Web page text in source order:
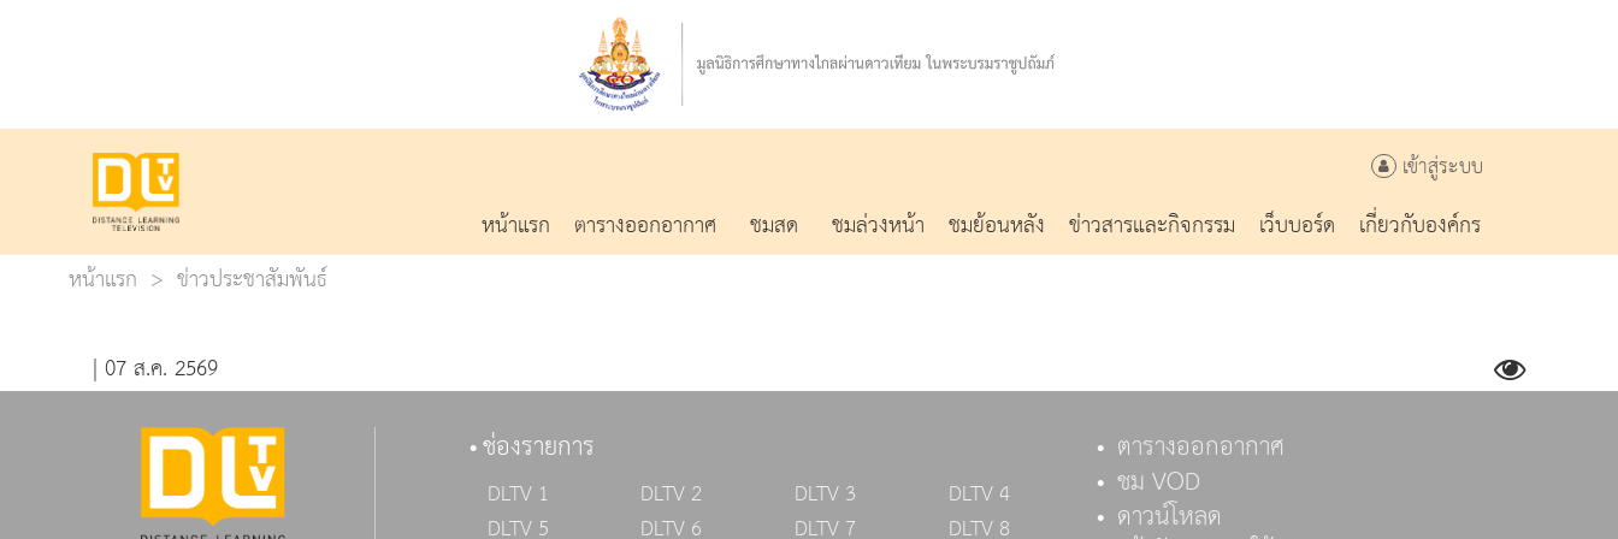
เข้าสู่ระบบ
หน้าแรก ตารางออกอากาศ ชมสด ชมล่วงหน้า ชมย้อนหลัง ข่าวสารและกิจกรรม เว็บบอร์ด
เกี่ยวกับองค์กร
หน้าแรก
ข่าวประชาสัมพันธ์
| 07 ส.ค. 2569
ช่องรายการ
DLTV 1 DLTV 2 DLTV 3
DLTV 4
DLTV 5
DLTV 6 DLTV 7
DLTV 8
ตารางออกอากาศ
ชม VOD
ดาวน์โหลด